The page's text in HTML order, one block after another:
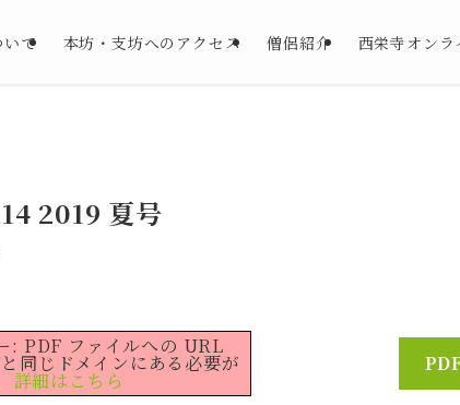
て 本坊・支坊へのアクセス 僧侶紹介 西栄寺オンラ
2019 夏号
PDF ファイルへの URL
同じドメインにある必要が
詳細はこちら